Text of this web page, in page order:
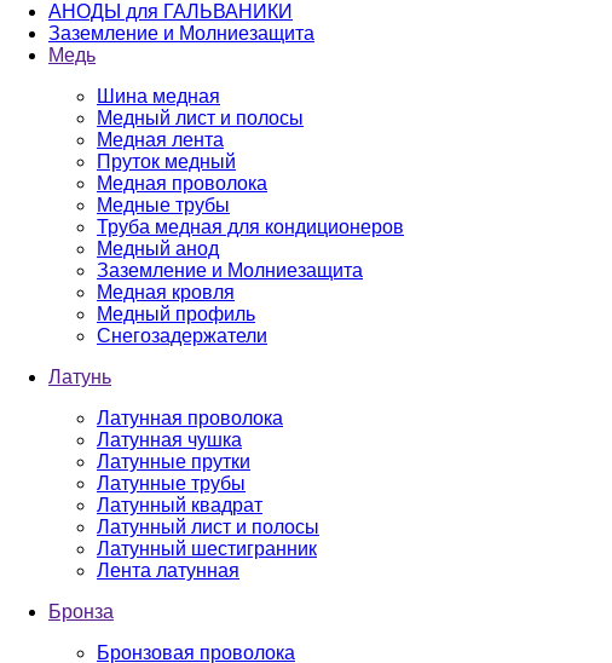
АНОДЫ для ГАЛЬВАНИКИ
Заземление и Молниезащита
Медь
Шина медная
Медный лист и полосы
Медная лента
Пруток медный
Медная проволока
Медные трубы
Труба медная для кондиционеров
Медный анод
Заземление и Молниезащита
Медная кровля
Медный профиль
Снегозадержатели
Латунь
Латунная проволока
Латунная чушка
Латунные прутки
Латунные трубы
Латунный квадрат
Латунный лист и полосы
Латунный шестигранник
Лента латунная
Бронза
Бронзовая проволока